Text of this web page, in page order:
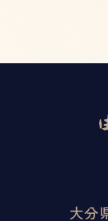
大分